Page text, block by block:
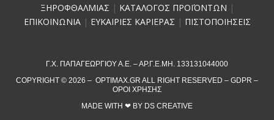
ΞΗΡΟΦΘΑΛΜΙΑΣ | ΚΑΤΑΛΟΓΟΣ ΠΡΟΪΌΝΤΩΝ |
ΕΠΙΚΟΙΝΩΝΙΑ| ΕΥΚΑΙΡΙΕΣ ΚΑΡΙΕΡΑΣ | ΠΙΣΤΟΠΟΙΗΣΕΙΣ
Γ.Χ. ΠΑΠΑΓΕΩΡΓΙΟΥ Α.Ε. – ΑΡ.Γ.Ε.ΜΗ. 133131044000
COPYRIGHT © 2026 – OPTIMAX.GR ALL RIGHT RESERVED – GDPR –
ΌΡΟΙ ΧΡΉΣΗΣ
MADE WITH ❤︎ BY DS CREATIVE